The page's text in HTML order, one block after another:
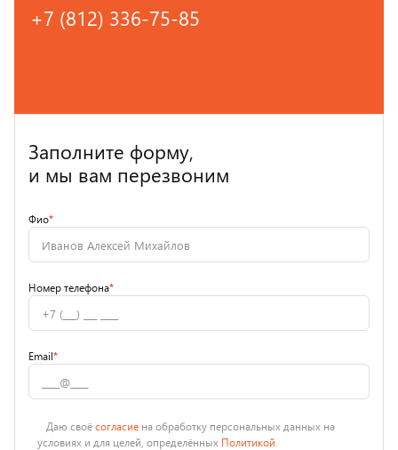
+7 (812) 336-75-85
Заполните форму,
и мы вам перезвоним
Фио*
Номер телефона*
Email*
Даю своёсогласие на обработку персональных данных на
условиях и для целей, определённых Политикой